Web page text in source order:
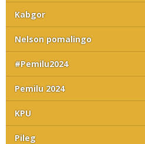
Kabgor
Nelson pomalingo
#Pemilu2024
Pemilu 2024
KPU
Pileg